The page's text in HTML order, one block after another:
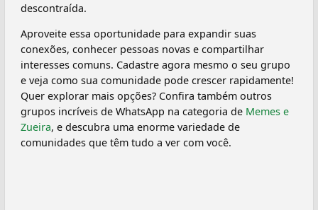
descontraída.
Aproveite essa oportunidade para expandir suas
conexões, conhecer pessoas novas e compartilhar
interesses comuns. Cadastre agora mesmo o seu grupo
e veja como sua comunidade pode crescer rapidamente!
Quer explorar mais opções? Confira também outros
grupos incríveis de WhatsApp na categoria de Memes e
Zueira, e descubra uma enorme variedade de
comunidades que têm tudo a ver com você.